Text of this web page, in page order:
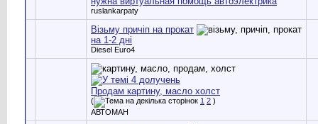
ruslankarpaty
Візьму причіп на прокат
на 1-2 дні
Diesel Euro4
Продам картину, масло холст
( 1 2 )
АВТОМАН